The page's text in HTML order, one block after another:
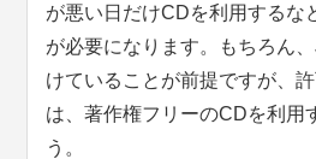
が悪い日だけCDを利用するな
が必要になります。もちろん
けていることが前提ですが、
は、著作権フリーのCDを利用
う。